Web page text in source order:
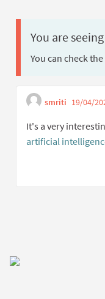
You are
You can check
smriti 19/04/
It's a very
artificial